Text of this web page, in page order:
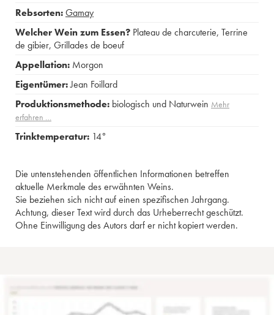
Rebsorten:Gamay
Welcher Wein zum Essen? Plateau de charcuterie, Terrine
de gibier, Grillades de boeuf
Appellation: Morgon
Eigentümer:Jean Foillard
Produktionsmethode: biologisch und Naturwein Mehr
erfahren …
Trinktemperatur: 14°
Die untenstehenden öffentlichen Informationen betreffen
aktuelle Merkmale des erwähnten Weins.
Sie beziehen sich nicht auf einen spezifischen Jahrgang.
Achtung, dieser Text wird durch das Urheberrecht geschützt.
Ohne Einwilligung des Autors darf er nicht kopiert werden.